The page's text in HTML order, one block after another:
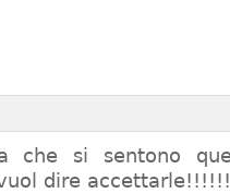
si sentono
dire accettarle!!!!!!